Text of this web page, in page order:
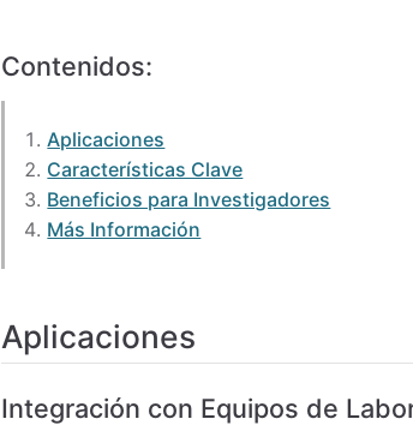
Contenidos:
Aplicaciones
Características Clave
Beneficios para Investigadores
Más Información
Aplicaciones
Integración con Equipos de